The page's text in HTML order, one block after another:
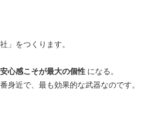
」をつくります。
心感こそが最大の個性 になる。
身近で、最も効果的な武器なのです。